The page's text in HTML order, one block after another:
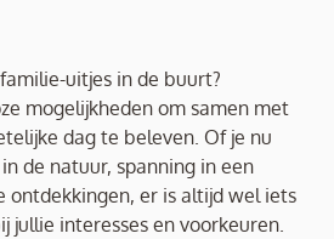
uitjes in de buurt?
mogelijkheden om samen met
dag te beleven. Of je nu
de natuur, spanning in een
ontdekkingen, er is altijd wel iets
jullie interesses en voorkeuren.